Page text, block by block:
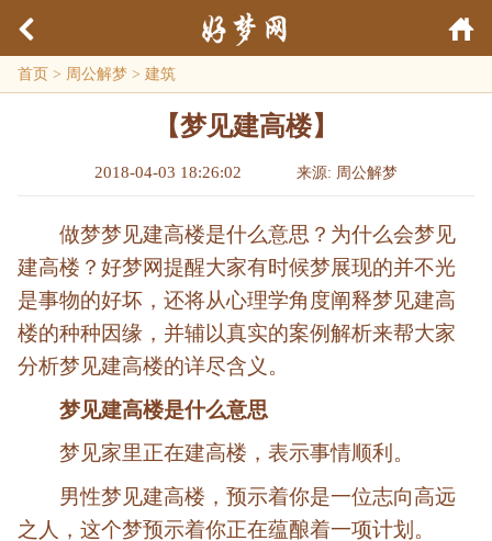
首页 > 周公解梦 > 建筑
【梦见建高楼】
2018-04-03 18:26:02 来源: 周公解梦
做梦梦见建高楼是什么意思？为什么会梦见
建高楼？好梦网提醒大家有时候梦展现的并不光
是事物的好坏，还将从心理学角度阐释梦见建高
楼的种种因缘，并辅以真实的案例解析来帮大家
分析梦见建高楼的详尽含义。
梦见建高楼是什么意思
梦见家里正在建高楼，表示事情顺利。
男性梦见建高楼，预示着你是一位志向高远
之人，这个梦预示着你正在蕴酿着一项计划。